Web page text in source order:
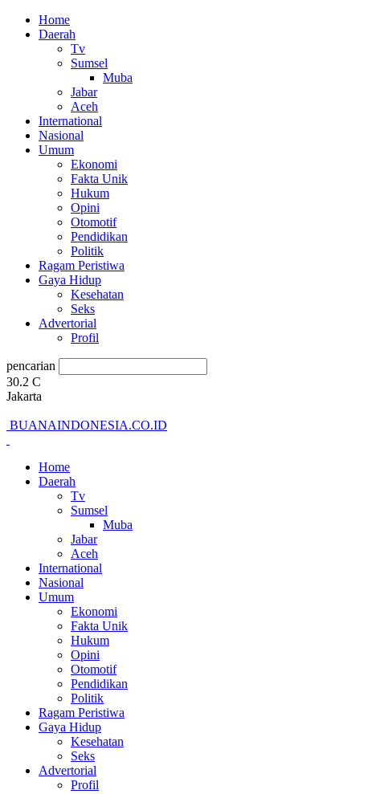
Home
Daerah
Tv
Sumsel
Muba
Jabar
Aceh
International
Nasional
Umum
Ekonomi
Fakta Unik
Hukum
Opini
Otomotif
Pendidikan
Politik
Ragam Peristiwa
Gaya Hidup
Kesehatan
Seks
Advertorial
Profil
pencarian
30.2 C
Jakarta
BUANAINDONESIA.CO.ID
Home
Daerah
Tv
Sumsel
Muba
Jabar
Aceh
International
Nasional
Umum
Ekonomi
Fakta Unik
Hukum
Opini
Otomotif
Pendidikan
Politik
Ragam Peristiwa
Gaya Hidup
Kesehatan
Seks
Advertorial
Profil